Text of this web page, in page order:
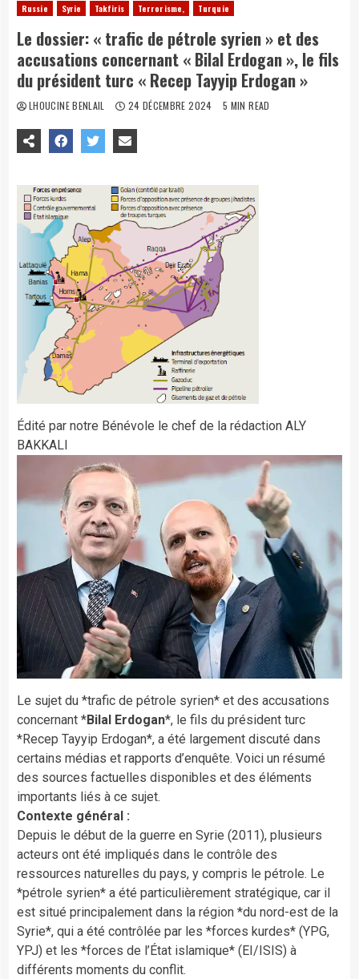
Russie
Syrie Takfiris Terrorisme, Turquie
Le dossier: « trafic de pétrole syrien » et des
accusations concernant « Bilal Erdogan », le fils
du président turc « Recep Tayyip Erdogan »
LHOUCINE BENLAIL 24 DÉCEMBRE 2024 5 MIN READ
Édité par notre Bénévole le chef de la rédaction ALY
BAKKALI
Le sujet du *trafic de pétrole syrien* et des accusations
concernant *Bilal Erdogan*, le fils du président turc
*Recep Tayyip Erdogan*, a été largement discuté dans
certains médias et rapports d’enquête. Voici un résumé
des sources factuelles disponibles et des éléments
importants liés à ce sujet.
Contexte général :
Depuis le début de la guerre en Syrie (2011), plusieurs
acteurs ont été impliqués dans le contrôle des
ressources naturelles du pays, y compris le pétrole. Le
*pétrole syrien* a été particulièrement stratégique, car il
est situé principalement dans la région *du nord-est de la
Syrie*, qui a été contrôlée par les *forces kurdes* (YPG,
YPJ) et les *forces de l’État islamique* (EI/ISIS) à
différents moments du conflit.